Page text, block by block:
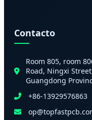
Contacto
Room 805, room
Road, Ningxi
Guangdong
+86-13929576863